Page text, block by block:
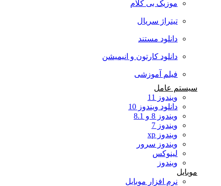
موزیک بی کلام
تیتراژ سریال
دانلود مستند
دانلود کارتون و انیمیشن
فیلم آموزشی
سیستم عامل
ویندوز 11
دانلود ویندوز 10
ویندوز 8 و 8.1
ویندوز 7
ویندوز xp
ویندوز سرور
لینوکس
ویندوز
موبایل
نرم افزار موبایل